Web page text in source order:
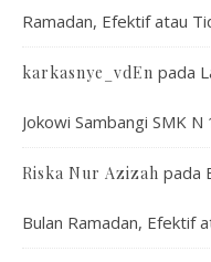
Ramadan, Efektif atau
karkasnye_vdEn pada
Jokowi Sambangi SMK
Riska Nur Azizah pada
Bulan Ramadan, Efektif